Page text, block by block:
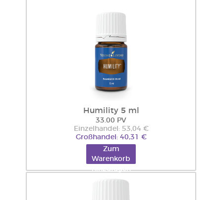
Humility 5 ml
33.00 PV
Einzelhandel: 53,04 €
Großhandel: 40,31 €
Zum
Warenkorb
hinzufügen